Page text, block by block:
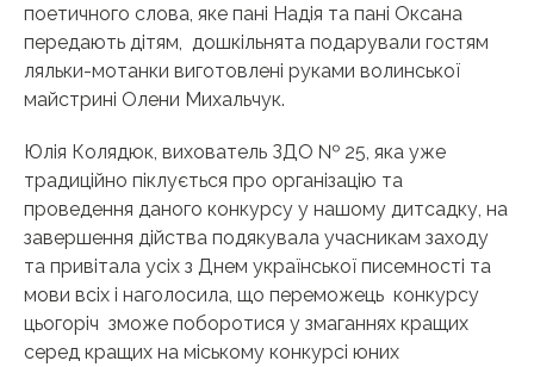
поетичного слова, яке пані Надія та пані Оксана
передають дітям, дошкільнята подарували гостям
ляльки-мотанки виготовлені руками волинської
майстрині Олени Михальчук.
Юлія Колядюк, вихователь ЗДО № 25, яка уже
традиційно піклується про організацію та
проведення даного конкурсу у нашому дитсадку, на
завершення дійства подякувала учасникам заходу
та привітала усіх з Днем української писемності та
мови всіх і наголосила, що переможець конкурсу
цьогоріч зможе поборотися у змаганнях кращих
серед кращих на міському конкурсі юних